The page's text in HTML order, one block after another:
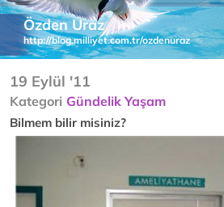
Özden Uraz
http://blog.milliyet.com.tr/ozdenuraz
19 Eylül '11
Kategori Gündelik Yaşam
Bilmem bilir misiniz?